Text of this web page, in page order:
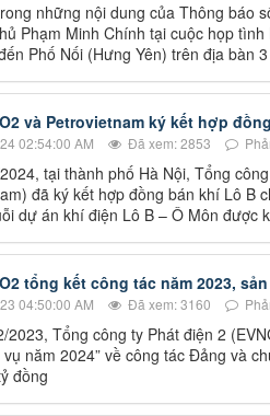
những nội dung của Thông báo
Phạm Minh Chính tại cuộc họp
Phố Nối (Hưng Yên) trên địa bàn
và Petrovietnam ký kết hợp
02:54:00 AM Đã xem: 2853
tại thành phố Hà Nội, Tổng
đã ký kết hợp đồng bán khí Lô B
dự án khí điện Lô B – Ô Môn được
tổng kết công tác năm 2023,
04:50:00 AM Đã xem: 3160
2023, Tổng công ty Phát điện 2
năm 2024” về công tác Đảng và
đồng